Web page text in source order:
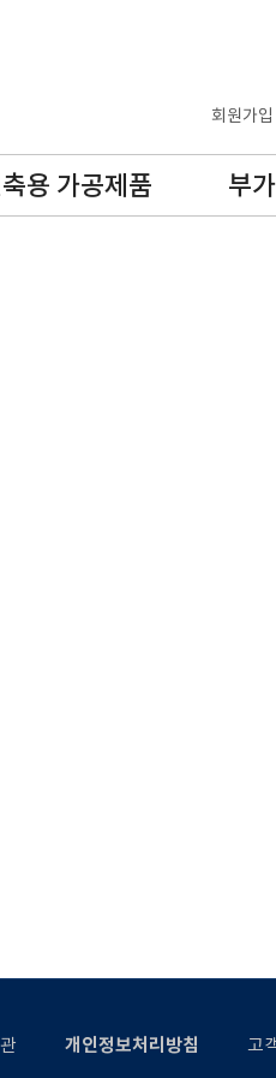
회원가입
용 가공제품 부
개인정보처리방침 고